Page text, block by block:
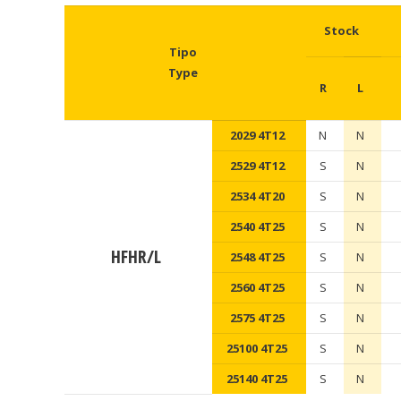
Tipo
Type
Stock
R L
HFHR/L
2029 4T12 N
N
2529 4T12
S
N
2534 4T20
S
N
2540 4T25
S
N
2548 4T25
S
N
2560 4T25
S
N
2575 4T25
S
N
25100 4T25
S
N
25140 4T25
S N